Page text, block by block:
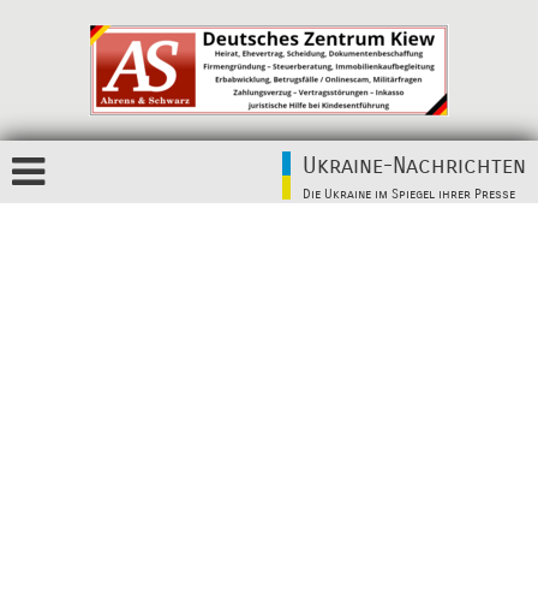
Ukraine-Nachrichten
Die Ukraine im Spiegel ihrer Presse